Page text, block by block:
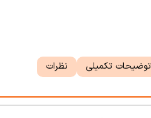
توضیحات تکمیلی نظرات